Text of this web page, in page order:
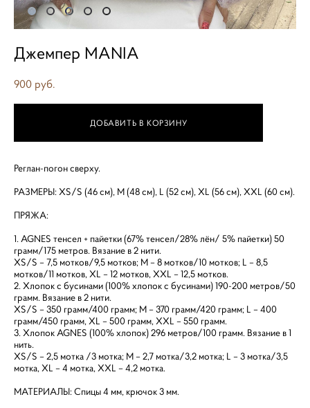
Джемпер MANIA
900 pуб.
ДОБАВИТЬ В КОРЗИНУ
Реглан-погон сверху.
РАЗМЕРЫ: XS/S (46 см), M (48 см), L (52 см), XL (56 см), XXL (60 см).
ПРЯЖА:
1. AGNES тенсел + пайетки (67% тенсел/28% лён/ 5% пайетки) 50
грамм/175 метров. Вязание в 2 нити.
XS/S – 7,5 мотков/9,5 мотков; М – 8 мотков/10 мотков; L – 8,5
мотков/11 мотков, XL – 12 мотков, XXL – 12,5 мотков.
2. Хлопок с бусинами (100% хлопок с бусинами) 190-200 метров/50
грамм. Вязание в 2 нити.
XS/S – 350 грамм/400 грамм; М – 370 грамм/420 грамм; L – 400
грамм/450 грамм, XL – 500 грамм, XXL – 550 грамм.
3. Хлопок AGNES (100% хлопок) 296 метров/100 грамм. Вязание в 1
нить.
XS/S – 2,5 мотка /3 мотка; М – 2,7 мотка/3,2 мотка; L – 3 мотка/3,5
мотка, XL – 4 мотка, XXL – 4,2 мотка.
МАТЕРИАЛЫ: Спицы 4 мм, крючок 3 мм.